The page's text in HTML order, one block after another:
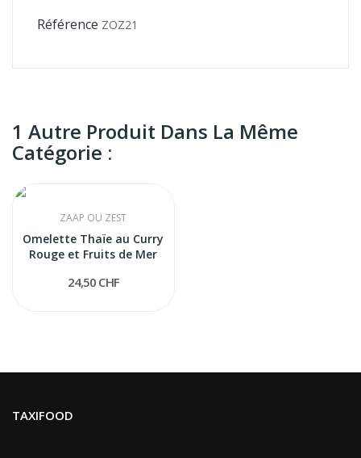
Référence ZOZ21
1 Autre Produit Dans La Même
Catégorie :
ZAAP OU ZEST
Omelette Thaïe au Curry
Rouge et Fruits de Mer
24,50 CHF
TAXIFOOD